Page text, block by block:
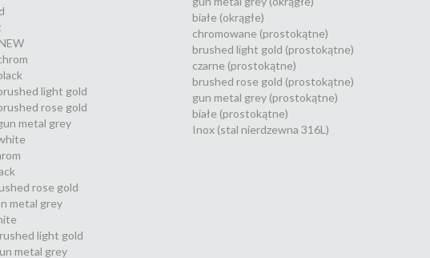
light gold
rose gold
metal grey
rose gold
metal grey
light gold
metal grey
białe (okrągłe)
chromowane (prostokątne)
brushed light gold (prostokątne)
czarne (prostokątne)
brushed rose gold (prostokątne)
gun metal grey (prostokątne)
białe (prostokątne)
Inox (stal nierdzewna 316L)